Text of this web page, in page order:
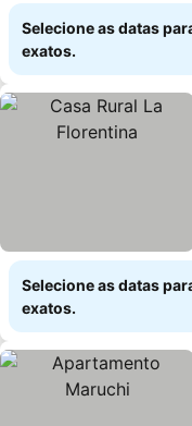
Selecione as datas
exatos.
Selecione as datas
exatos.